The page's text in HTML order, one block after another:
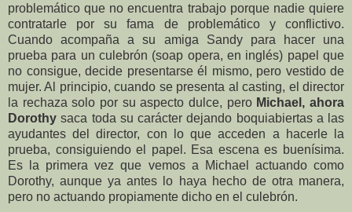
problemático que no encuentra trabajo porque nadie quiere
contratarle por su fama de problemático y conflictivo.
Cuando acompaña a su amiga Sandy para hacer una
prueba para un culebrón (soap opera, en inglés) papel que
no consigue, decide presentarse él mismo, pero vestido de
mujer. Al principio, cuando se presenta al casting, el director
la rechaza solo por su aspecto dulce, pero Michael, ahora
Dorothy saca toda su carácter dejando boquiabiertas a las
ayudantes del director, con lo que acceden a hacerle la
prueba, consiguiendo el papel. Esa escena es buenísima.
Es la primera vez que vemos a Michael actuando como
Dorothy, aunque ya antes lo haya hecho de otra manera,
pero no actuando propiamente dicho en el culebrón.